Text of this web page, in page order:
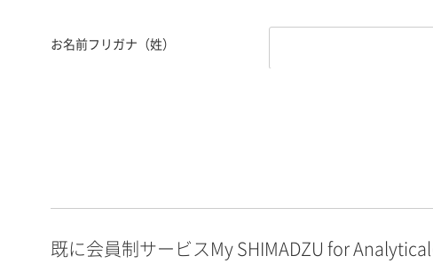
お名前フリガナ（姓）
英数）
既に会員制サービスMy SHIMADZU for